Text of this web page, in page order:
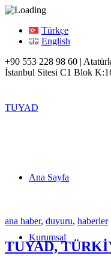
Türkçe
English
+90 553 228 98 60 |
İstanbul Sitesi C1 Blok
TUYAD
Ana Sayfa
Kurumsal
ana haber, duyuru, haberler
TUYAD,